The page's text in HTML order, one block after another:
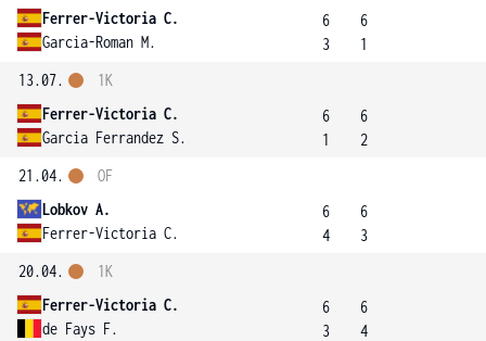
Ferrer-Victoria C.
Garcia-Roman M.
6
3
6
1
13.07.
Ferrer-Victoria C.
Garcia Ferrandez S.
1K
6
1
6
2
21.04.
Lobkov A.
Ferrer-Victoria C.
OF
6
4
6
3
20.04.
Ferrer-Victoria C.
de Fays F.
1K
6
3
6
4